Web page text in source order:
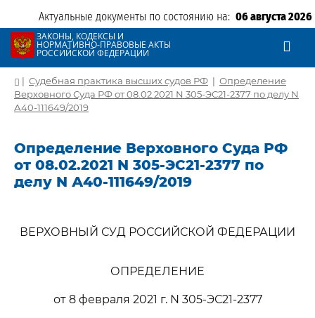
Актуальные документы по состоянию на: 06 августа 2026
ЗАКОНЫ, КОДЕКСЫ И
НОРМАТИВНО-ПРАВОВЫЕ АКТЫ
РОССИЙСКОЙ ФЕДЕРАЦИИ
| Судебная практика высших судов РФ | Определение
Верховного Суда РФ от 08.02.2021 N 305-ЭС21-2377 по делу N
А40-111649/2019
Определение Верховного Суда РФ
от 08.02.2021 N 305-ЭС21-2377 по
делу N А40-111649/2019
ВЕРХОВНЫЙ СУД РОССИЙСКОЙ ФЕДЕРАЦИИ
ОПРЕДЕЛЕНИЕ
от 8 февраля 2021 г. N 305-ЭС21-2377